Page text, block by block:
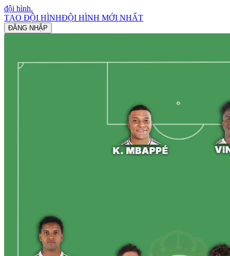
đội hình.
TẠO ĐỘI HÌNHĐỘI HÌNH MỚI NHẤT
ĐĂNG NHẬP